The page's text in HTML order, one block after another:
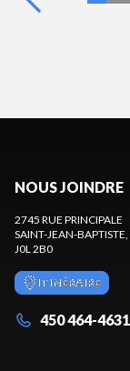
NOUS JOINDRE
2745 RUE PRINCIPALE
SAINT-JEAN-BAPTISTE
J0L 2B0
ITINÉRAIRE
450 464-4631